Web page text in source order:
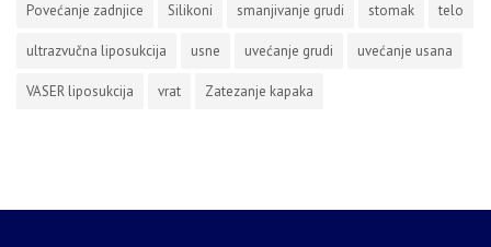
Povećanje zadnjice Silikoni smanjivanje grudi stomak telo
ultrazvučna liposukcija usne uvećanje grudi uvećanje usana
VASER liposukcija vrat Zatezanje kapaka